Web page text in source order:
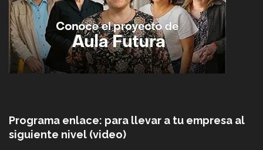
Programa enlace: para llevar a tu empresa al
siguiente nivel (video)